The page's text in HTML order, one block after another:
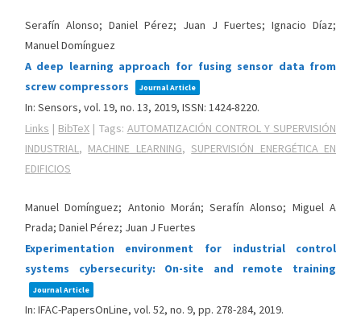
Serafín Alonso; Daniel Pérez; Juan J Fuertes; Ignacio Díaz;
Manuel Domínguez
A deep learning approach for fusing sensor data from
screw compressors
Journal Article
In: Sensors, vol. 19, no. 13, 2019, ISSN: 1424-8220.
Links | BibTeX | Tags: AUTOMATIZACIÓN CONTROL Y SUPERVISIÓN
INDUSTRIAL, MACHINE LEARNING,SUPERVISIÓN ENERGÉTICA EN
EDIFICIOS
Manuel Domínguez; Antonio Morán; Serafín Alonso; Miguel A
Prada; Daniel Pérez; Juan J Fuertes
Experimentation environment for industrial control
systems cybersecurity: On-site and remote training
Journal Article
In: IFAC-PapersOnLine, vol. 52, no. 9, pp. 278-284, 2019.